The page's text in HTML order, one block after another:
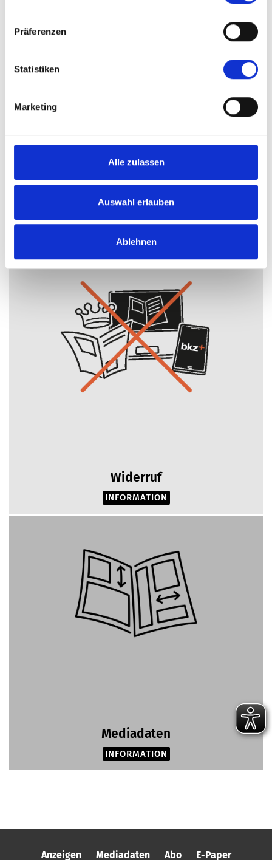
Präferenzen
Statistiken
Marketing
Alle zulassen
Auswahl erlauben
Ablehnen
AGB
INFORMATION
Widerruf
INFORMATION
Mediadaten
INFORMATION
Anzeigen Mediadaten Abo E-Paper